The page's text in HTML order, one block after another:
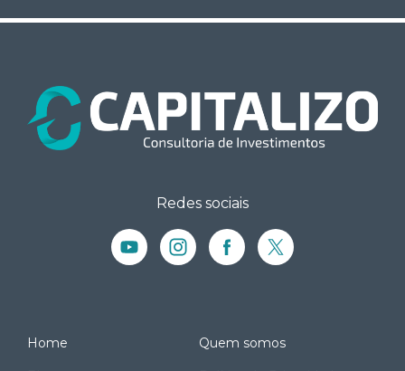
Redes sociais
Home Quem somos